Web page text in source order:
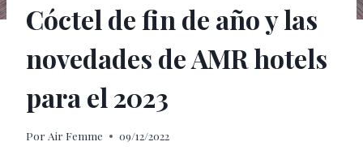
Cóctel de fin de año y las
novedades de AMR hotels
para el 2023
Por Air Femme 09/12/2022